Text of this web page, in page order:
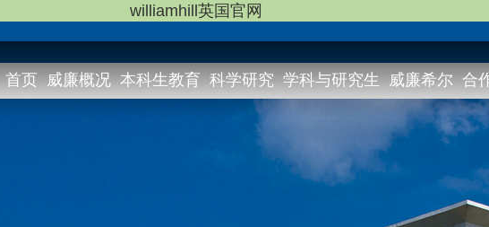
williamhill英国官网
首页威廉概况本科生教育科学研究学科与研究生威廉希尔合